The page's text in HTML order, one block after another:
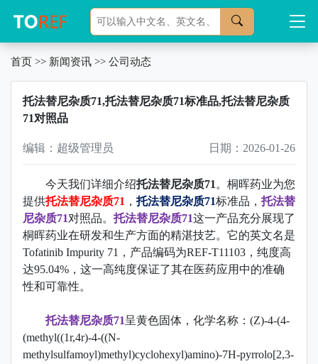
首页 >> 新闻资讯 >> 公司动态
托法替尼杂质71,托法替尼杂质71标准品,托法替尼杂质
71对照品
编辑：超级管理员 日期：2026-01-26
今天我们详细介绍托法替尼杂质71 。桐晖药业为您
提供托法替尼杂质71 ，托法替尼杂质71标准品， 托法替
尼杂质71对照品。 托法替尼杂质71这一产品充分展现了
桐晖药业在研发和生产方面的精湛技艺。它的英文名是
Tofatinib Impurity 71，产品编码为REF-T11103，纯度高
达95.04%，这一高纯度保证了其在医药应用中的准确
性和可靠性。
托法替尼杂质71呈黄色固体，化学名称：(Z)-4-(4-
(methyl((1r,4r)-4-((N-
methylsulfamoyl)methyl)cyclohexyl)amino)-7H-pyrrolo[2,3-